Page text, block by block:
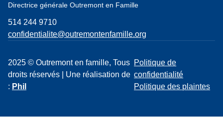
Directrice générale Outremont en Famille
514 244 9710
confidentialite@outremontenfamille.org
2025 © Outremont en famille, Tous
droits réservés | Une réalisation de
: Phil
Politique de
confidentialité
Politique des plaintes